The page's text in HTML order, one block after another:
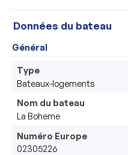
Données du bateau
Général
Type
Bateaux-logements
Nom du bateau
La Boheme
Numéro Europe
02305226